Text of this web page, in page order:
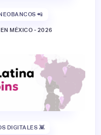
📲
MÉXICO - 2026
DIGITALES 👾